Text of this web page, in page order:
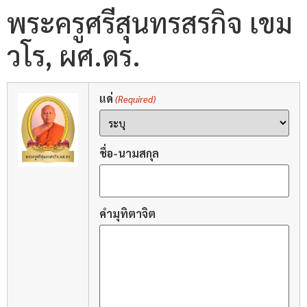
พระครูศรีสุนทรสรกิจ เขม
วโร, ผศ.ดร.
แด่ (Required)
ชื่อ-นามสกุล
คำมุทิตาจิต